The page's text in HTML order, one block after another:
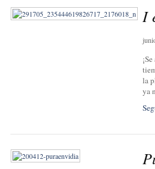
I
la
ya